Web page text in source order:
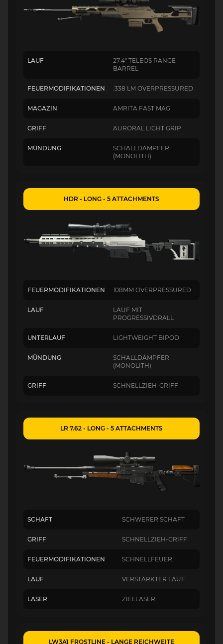
LAUF
27.4" TELEOS RANGE
BARREL
FEUERMODIFIKATIONEN .338 LM OVERPRESSURED
MAGAZIN AMRITA FAST MAG
GRIFF AURORAL LIGHT GRIP
MÜNDUNG
SCHALLDÄMPFER
(MONOLITH)
HDR - LONG - 5 ATTACHMENTS
FEUERMODIFIKATIONEN 108MM OVERPRESSURED
LAUF
LAUF MIT
PROGRESSIVDRALL
UNTERLAUF LIGHTWEIGHT BIPOD
MÜNDUNG
SCHALLDÄMPFER
(MONOLITH)
GRIFF SCHNELLZIEH-GRIFF
LR 7.62 - LONG - 5 ATTACHMENTS
SCHAFT SCHWERER SCHAFT
GRIFF SCHNELLZIEH-GRIFF
FEUERMODIFIKATIONEN SCHNELLFEUER
LAUF VERSTÄRKTER LAUF
LASER ZIELLASER
LW3A1 FROSTLINE - LANGE REICHWEITE